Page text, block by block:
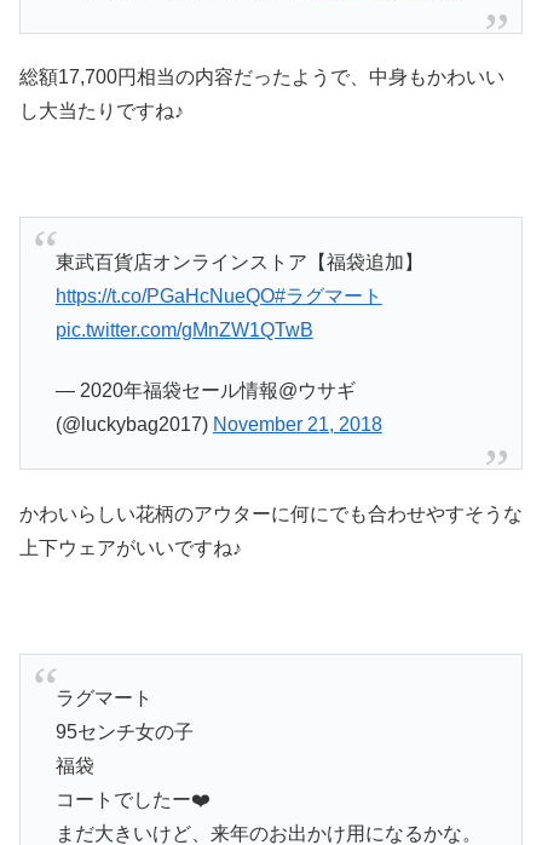
総額17,700円相当の内容だったようで、中身もかわいい
し大当たりですね♪
東武百貨店オンラインストア【福袋追加】
https://t.co/PGaHcNueQO#ラグマート
pic.twitter.com/gMnZW1QTwB
— 2020年福袋セール情報@ウサギ
(@luckybag2017) November 21, 2018
かわいらしい花柄のアウターに何にでも合わせやすそうな
上下ウェアがいいですね♪
ラグマート
95センチ女の子
福袋
コートでしたー❤️
まだ大きいけど、来年のお出かけ用になるかな。